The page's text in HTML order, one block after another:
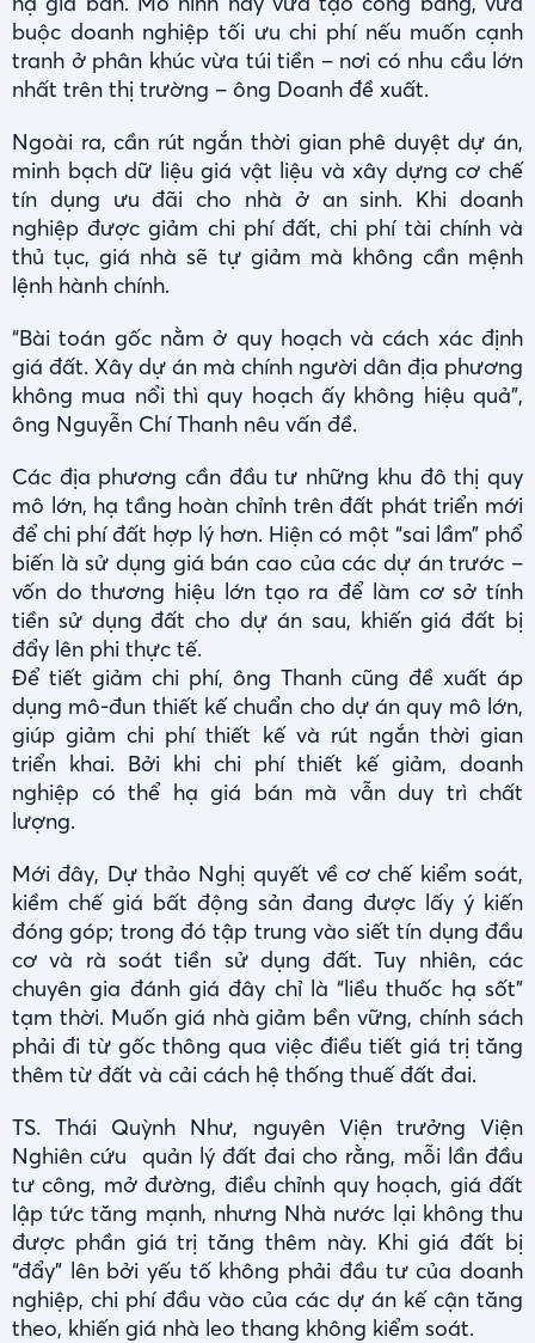
buộc doanh nghiệp tối ưu chi phí nếu muốn cạnh
tranh ở phân khúc vừa túi tiền – nơi có nhu cầu lớn
nhất trên thị trường – ông Doanh đề xuất.
Ngoài ra, cần rút ngắn thời gian phê duyệt dự án,
minh bạch dữ liệu giá vật liệu và xây dựng cơ chế
tín dụng ưu đãi cho nhà ở an sinh. Khi doanh
nghiệp được giảm chi phí đất, chi phí tài chính và
thủ tục, giá nhà sẽ tự giảm mà không cần mệnh
lệnh hành chính.
“Bài toán gốc nằm ở quy hoạch và cách xác định
giá đất. Xây dự án mà chính người dân địa phương
không mua nổi thì quy hoạch ấy không hiệu quả”,
ông Nguyễn Chí Thanh nêu vấn đề.
Các địa phương cần đầu tư những khu đô thị quy
mô lớn, hạ tầng hoàn chỉnh trên đất phát triển mới
để chi phí đất hợp lý hơn. Hiện có một “sai lầm” phổ
biến là sử dụng giá bán cao của các dự án trước –
vốn do thương hiệu lớn tạo ra để làm cơ sở tính
tiền sử dụng đất cho dự án sau, khiến giá đất bị
đẩy lên phi thực tế.
Để tiết giảm chi phí, ông Thanh cũng đề xuất áp
dụng mô-đun thiết kế chuẩn cho dự án quy mô lớn,
giúp giảm chi phí thiết kế và rút ngắn thời gian
triển khai. Bởi khi chi phí thiết kế giảm, doanh
nghiệp có thể hạ giá bán mà vẫn duy trì chất
lượng.
Mới đây, Dự thảo Nghị quyết về cơ chế kiểm soát,
kiềm chế giá bất động sản đang được lấy ý kiến
đóng góp; trong đó tập trung vào siết tín dụng đầu
cơ và rà soát tiền sử dụng đất. Tuy nhiên, các
chuyên gia đánh giá đây chỉ là “liều thuốc hạ sốt”
tạm thời. Muốn giá nhà giảm bền vững, chính sách
phải đi từ gốc thông qua việc điều tiết giá trị tăng
thêm từ đất và cải cách hệ thống thuế đất đai.
TS. Thái Quỳnh Như, nguyên Viện trưởng Viện
Nghiên cứu quản lý đất đai cho rằng, mỗi lần đầu
tư công, mở đường, điều chỉnh quy hoạch, giá đất
lập tức tăng mạnh, nhưng Nhà nước lại không thu
được phần giá trị tăng thêm này. Khi giá đất bị
“đẩy” lên bởi yếu tố không phải đầu tư của doanh
nghiệp, chi phí đầu vào của các dự án kế cận tăng
theo, khiến giá nhà leo thang không kiểm soát.